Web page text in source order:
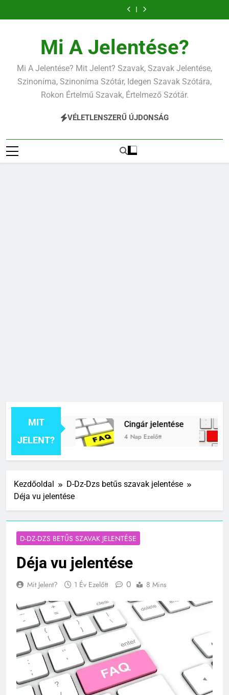
a
Mi A Jelentése?
Mi A Jelentése? Mit Jelent? Szavak, Szavak Jelentése,
Szinoníma, Szinoníma Szótár, Idegen Szavak Szótára,
Rokon Értelmű Szavak, Értelmező Szótár.
VÉLETLENSZERŰ ÚJDONSÁG
MIT
JELENT?
jelentése Cingár jelentése
4 Nap Ezelőtt
Kezdőoldal
D-Dz-Dzs betűs szavak jelentése
Déja vu jelentése
D-DZ-DZS BETŰS SZAVAK JELENTÉSE
Déja vu jelentése
Mit Jelent? 1 Év Ezelőtt 0 8 Mins